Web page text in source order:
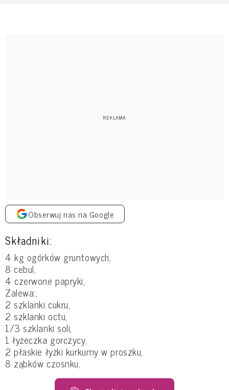
Obserwuj nas na Google
Składniki:
4 kg ogórków gruntowych,
8 cebul,
4 czerwone papryki,
Zalewa:,
2 szklanki cukru,
2 szklanki octu,
1/3 szklanki soli,
1 łyżeczka gorczycy,
2 płaskie łyżki kurkumy w proszku,
8 ząbków czosnku,